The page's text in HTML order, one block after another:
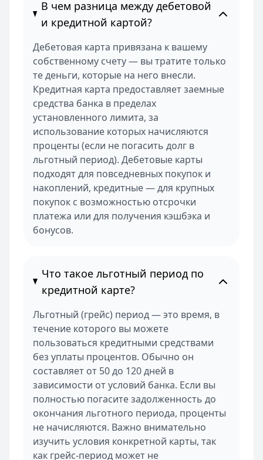
В чем разница между дебетовой
и кредитной картой?
Дебетовая карта привязана к вашему
собственному счету — вы тратите только
те деньги, которые на него внесли.
Кредитная карта предоставляет заемные
средства банка в пределах
установленного лимита, за
использование которых начисляются
проценты (если не погасить долг в
льготный период). Дебетовые карты
подходят для повседневных покупок и
накоплений, кредитные — для крупных
покупок с возможностью отсрочки
платежа или для получения кэшбэка и
бонусов.
Что такое льготный период по
кредитной карте?
Льготный (грейс) период — это время, в
течение которого вы можете
пользоваться кредитными средствами
без уплаты процентов. Обычно он
составляет от 50 до 120 дней в
зависимости от условий банка. Если вы
полностью погасите задолженность до
окончания льготного периода, проценты
не начисляются. Важно внимательно
изучить условия конкретной карты, так
как грейс-период может не